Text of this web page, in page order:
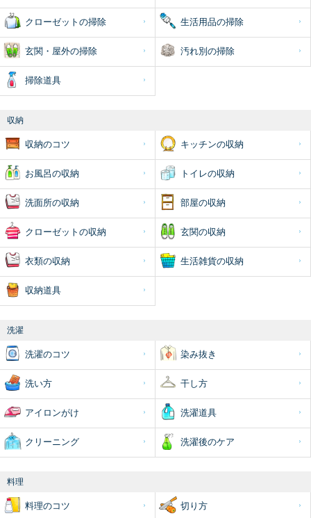
クローゼットの掃除 生活用品の掃除
玄関・屋外の掃除 汚れ別の掃除
掃除道具
収納
収納のコツ キッチンの収納
お風呂の収納 トイレの収納
洗面所の収納 部屋の収納
クローゼットの収納 玄関の収納
衣類の収納 生活雑貨の収納
収納道具
洗濯
洗濯のコツ 染み抜き
洗い方 干し方
アイロンがけ 洗濯道具
クリーニング 洗濯後のケア
料理
料理のコツ 切り方